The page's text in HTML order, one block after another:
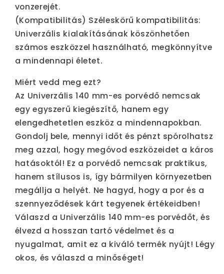
vonzerejét.
(Kompatibilitás) Széleskörű kompatibilitás:
Univerzális kialakításának köszönhetően
számos eszközzel használható, megkönnyítve
a mindennapi életet.
Miért vedd meg ezt?
Az Univerzális 140 mm-es porvédő nemcsak
egy egyszerű kiegészítő, hanem egy
elengedhetetlen eszköz a mindennapokban.
Gondolj bele, mennyi időt és pénzt spórolhatsz
meg azzal, hogy megóvod eszközeidet a káros
hatásoktól! Ez a porvédő nemcsak praktikus,
hanem stílusos is, így bármilyen környezetben
megállja a helyét. Ne hagyd, hogy a por és a
szennyeződések kárt tegyenek értékeidben!
Válaszd a Univerzális 140 mm-es porvédőt, és
élvezd a hosszan tartó védelmet és a
nyugalmat, amit ez a kiváló termék nyújt! Légy
okos, és válaszd a minőséget!